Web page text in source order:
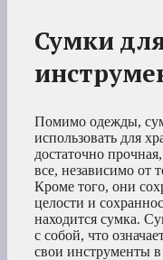
Сумки
Помимо одежды,
использовать для
достаточно
все, независимо от
Кроме того, они
целости и
находится сумка.
с собой, что
свои инструменты